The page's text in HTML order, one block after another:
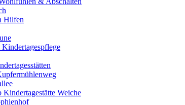
Hilfen
Kindertagestätte Weiche